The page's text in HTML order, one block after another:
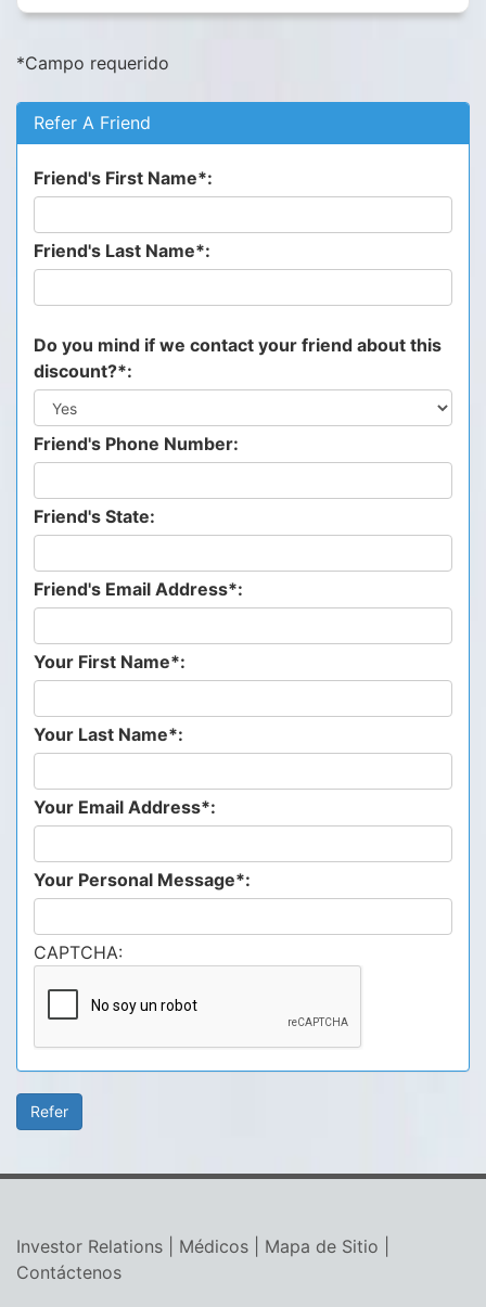
*Campo requerido
Refer A Friend
Friend's First Name*:
Friend's Last Name*:
Do you mind if we contact your friend about this
discount?*:
Friend's Phone Number:
Friend's State:
Friend's Email Address*:
Your First Name*:
Your Last Name*:
Your Email Address*:
Your Personal Message*:
CAPTCHA:
Investor Relations Médicos Mapa de Sitio
Contáctenos